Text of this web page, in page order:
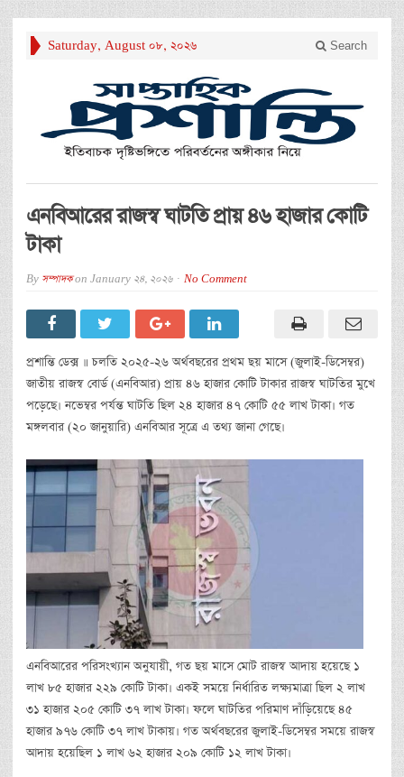
Saturday, August 08, 2026 Search
এনবিআরের রাজস্ব ঘাটতি প্রায় ৪৬ হাজার কোটি
টাকা
By সম্পাদকon January 24, 2026 No Comment
প্রশান্তি ডেক্স ॥ চলতি ২০২৫-২৬ অর্থবছরের প্রথম ছয় মাসে (জুলাই-ডিসেম্বর)
জাতীয় রাজস্ব বোর্ড (এনবিআর) প্রায় ৪৬ হাজার কোটি টাকার রাজস্ব ঘাটতির মুখে
পড়েছে। নভেম্বর পর্যন্ত ঘাটতি ছিল ২৪ হাজার ৪৭ কোটি ৫৫ লাখ টাকা। গত
মঙ্গলবার (২০ জানুয়ারি) এনবিআর সূত্রে এ তথ্য জানা গেছে।
এনবিআরের পরিসংখ্যান অনুযায়ী, গত ছয় মাসে মোট রাজস্ব আদায় হয়েছে ১
লাখ ৮৫ হাজার ২২৯ কোটি টাকা। একই সময়ে নির্ধারিত লক্ষ্যমাত্রা ছিল ২ লাখ
৩১ হাজার ২০৫ কোটি ৩৭ লাখ টাকা। ফলে ঘাটতির পরিমাণ দাঁড়িয়েছে ৪৫
হাজার ৯৭৬ কোটি ৩৭ লাখ টাকায়। গত অর্থবছরের জুলাই-ডিসেম্বর সময়ে রাজস্ব
আদায় হয়েছিল ১ লাখ ৬২ হাজার ২০৯ কোটি ১২ লাখ টাকা।